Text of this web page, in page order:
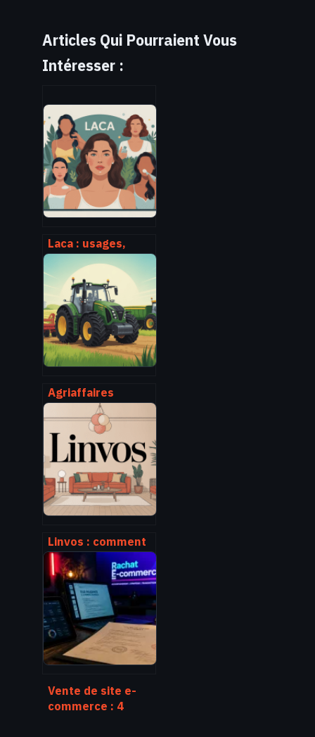
Articles Qui Pourraient Vous
Intéresser :
Laca : usages,
bienfaits et
précautions
autour de cet
ingrédient
cosmétique
Agriaffaires
comment utiliser
la plateforme pour
acheter ou vendre
du matériel
agricole
Linvos : comment
cette marque
s’impose dans
l’univers du
mobilier design
Vente de site e-
commerce : 4